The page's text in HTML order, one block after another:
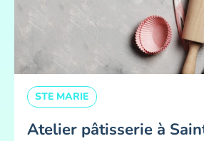
STE MARIE
Atelier pâtisserie à